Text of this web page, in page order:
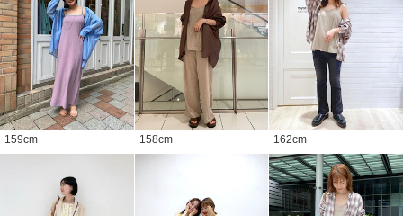
159cm 158cm 162cm